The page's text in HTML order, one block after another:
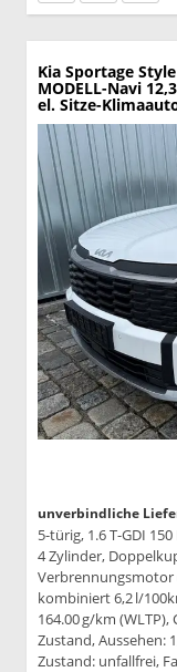
Kia Sportage Style
MODELL-Navi
el. Sitze-
unverbindliche
5-türig, 1.6 T-GDI 150
4 Zylinder,
Verbrennungsmotor
kombiniert 6,2 l/
164.00 g/km (WLTP),
Zustand, Aussehen:
Zustand: unfallfrei,